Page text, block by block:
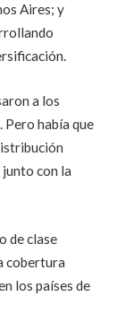
Aires; y
a los
había que
con la
de clase
cobertura
los países de